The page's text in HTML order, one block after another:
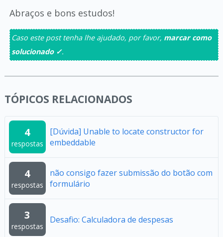
Abraços e bons estudos!
Caso este post tenha lhe ajudado, por favor, marcar como
solucionado ✓.
TÓPICOS RELACIONADOS
4
respostas
[Dúvida] Unable to locate constructor for
embeddable
4
respostas
não consigo fazer submissão do botão com
formulário
3
respostas
Desafio: Calculadora de despesas